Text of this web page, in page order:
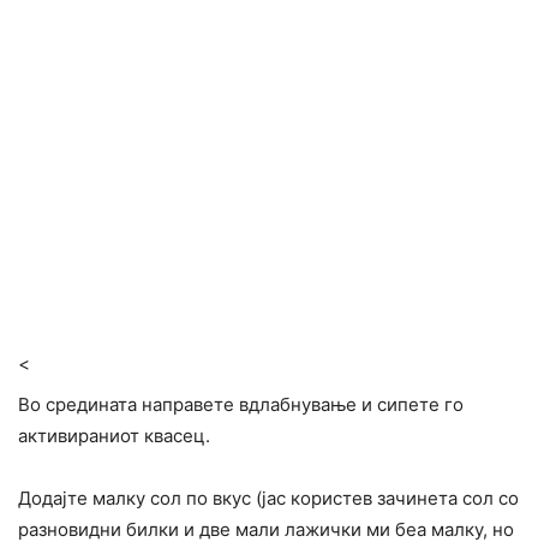
<
Во средината направете вдлабнување и сипете го
активираниот квасец.
Додајте малку сол по вкус (јас користев зачинета сол со
разновидни билки и две мали лажички ми беа малку, но